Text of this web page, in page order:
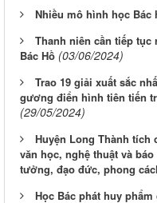
Nhiều mô hình học Bác
Thanh niên cần tiếp
Bác Hồ (03/06/2024)
Trao 19 giải xuất sắc
gương điển hình tiên tiến
(29/05/2024)
Huyện Long Thành
văn học, nghệ thuật và
tưởng, đạo đức, phong
Học Bác phát huy